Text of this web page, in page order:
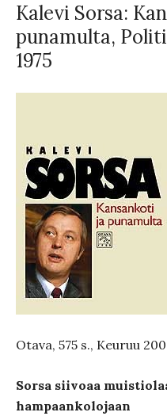
Kalevi Sorsa:
punamulta,
1975
Otava, 575 s., Keuruu
Sorsa siivoaa
hampaankolojaan